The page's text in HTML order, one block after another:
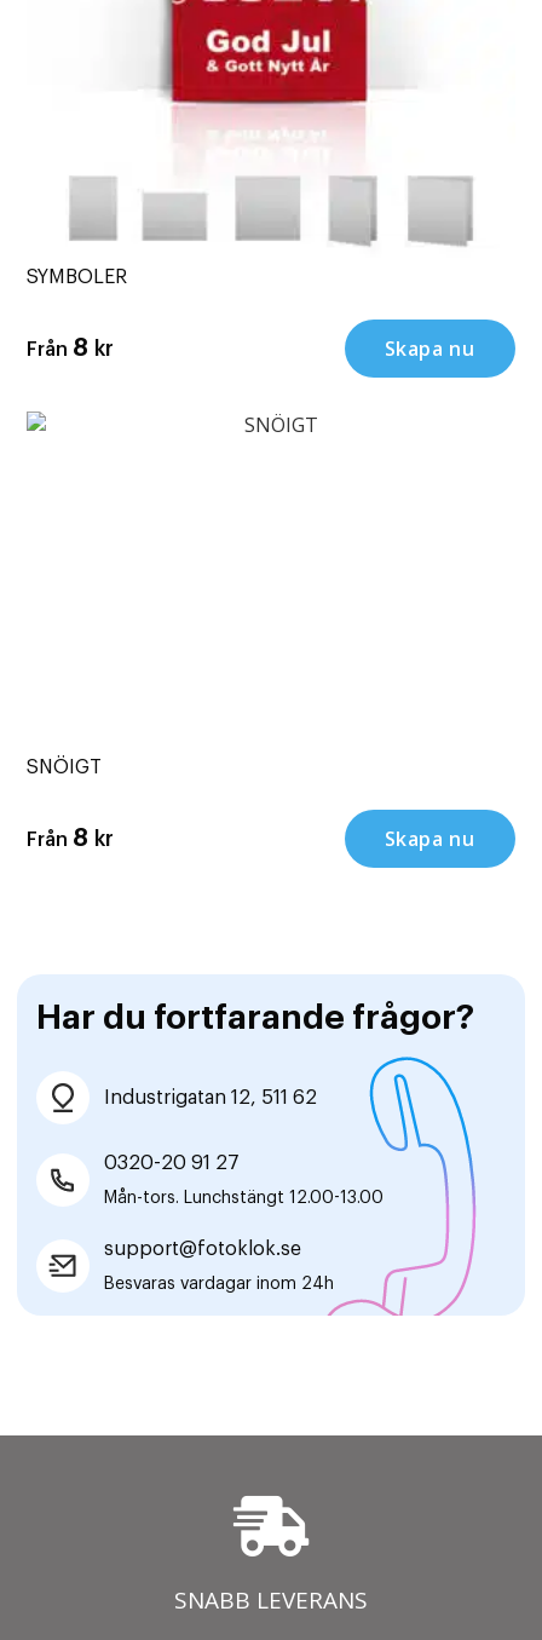
SYMBOLER
Från 8 kr Skapa nu
SNÖIGT
Från 8 kr Skapa nu
Har du fortfarande frågor?
Industrigatan 12, 511 62
0320-20 91 27
Mån-tors. Lunchstängt 12.00-13.00
support@fotoklok.se
Besvaras vardagar inom 24h
SNABB LEVERANS